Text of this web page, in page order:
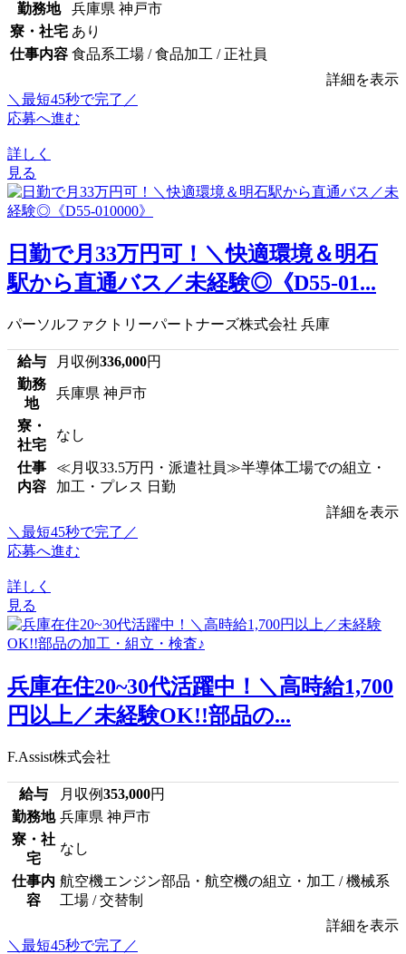
勤務地
兵庫県 神戸市
寮・社宅 あり
仕事内容 食品系工場 / 食品加工 / 正社員
詳細を表示
＼最短45秒で完了／
応募へ進む
詳しく
見る
日勤で月33万円可！＼快適環境＆明石
駅から直通バス／未経験◎《D55-01...
パーソルファクトリーパートナーズ株式会社 兵庫
給与 月収例336,000円
勤務
地
兵庫県 神戸市
寮・
社宅
なし
仕事
内容
≪月収33.5万円・派遣社員≫半導体工場での組立・
加工・プレス 日勤
詳細を表示
＼最短45秒で完了／
応募へ進む
詳しく
見る
兵庫在住20~30代活躍中！＼高時給1,700
円以上／未経験OK!!部品の...
F.Assist株式会社
給与 月収例353,000円
勤務地 兵庫県 神戸市
寮・社
宅
なし
仕事内
容
航空機エンジン部品・航空機の組立・加工 / 機械系
工場 / 交替制
詳細を表示
＼最短45秒で完了／